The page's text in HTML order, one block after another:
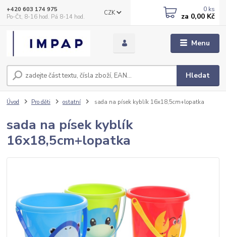
Menu
CZK
Hledat
+420 603 174 975
Po-Čt, 8-16 hod. Pá 8-14 hod.
0 ks
za 0,00 Kč
Úvod Pro děti ostatní sada na písek kyblík 16x18,5cm+lopatka
sada na písek kyblík
16x18,5cm+lopatka